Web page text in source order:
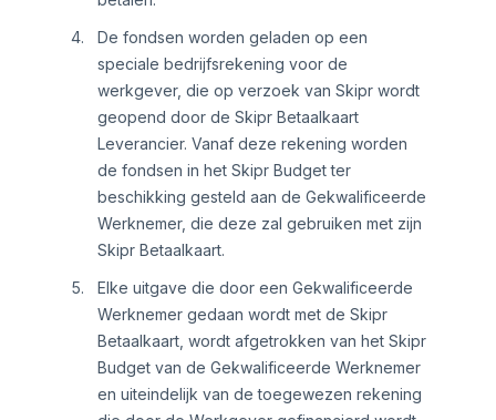
De fondsen worden geladen op een
speciale bedrijfsrekening voor de
werkgever, die op verzoek van Skipr wordt
geopend door de Skipr Betaalkaart
Leverancier. Vanaf deze rekening worden
de fondsen in het Skipr Budget ter
beschikking gesteld aan de Gekwalificeerde
Werknemer, die deze zal gebruiken met zijn
Skipr Betaalkaart.
Elke uitgave die door een Gekwalificeerde
Werknemer gedaan wordt met de Skipr
Betaalkaart, wordt afgetrokken van het Skipr
Budget van de Gekwalificeerde Werknemer
en uiteindelijk van de toegewezen rekening